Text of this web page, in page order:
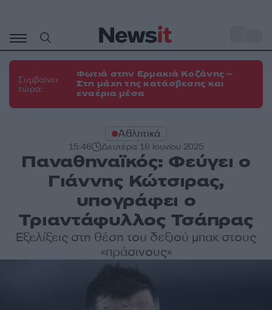
περιεχόμενο
Συμβαίνει
τώρα:
Φωτιά στην Ερμακιά Κοζάνης –
Στη μάχη της κατάσβεσης και
εναέρια μέσα
Αθλητικά
15:46 Δευτέρα 16 Ιουνίου 2025
Παναθηναϊκός: Φεύγει ο
Γιάννης Κώτσιρας,
υπογράφει ο
Τριαντάφυλλος Τσάπρας
Εξελίξεις στη θέση του δεξιού μπακ στους
«πράσινους»